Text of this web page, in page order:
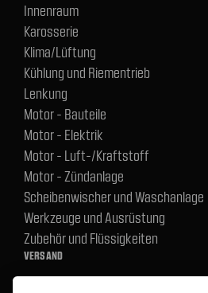
Innenraum
Karosserie
Klima/Lüftung
Kühlung und Riementrieb
Lenkung
Motor - Bauteile
Motor - Elektrik
Motor - Luft-/Kraftstoff
Motor - Zündanlage
Scheibenwischer und Waschanlage
Werkzeuge und Ausrüstung
Zubehör und Flüssigkeiten
VERSAND